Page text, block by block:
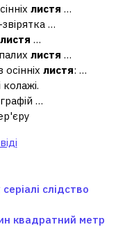
листя …
…
листя …
листя …
листя: …
…
слідство
квадратний метр